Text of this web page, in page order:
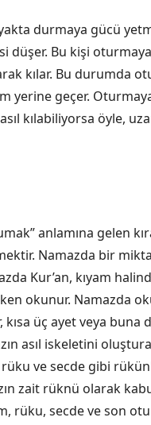
durmaya gücü
düşer. Bu kişi
kılar. Bu durumda
yerine geçer.
kılabiliyorsa öyle,
anlamına gelen
Namazda bir
Kur’an, kıyam
okunur. Namazda
kısa üç ayet veya buna
asıl iskeletini
rüku ve secde gibi
zait rüknü olarak
rüku, secde ve son